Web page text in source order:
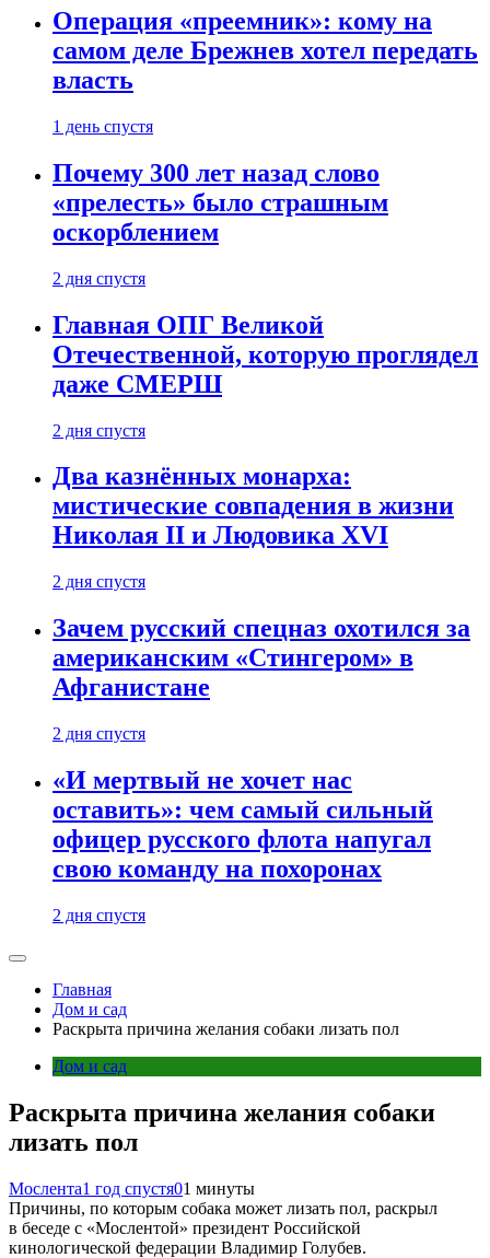
Операция «преемник»: кому на
самом деле Брежнев хотел передать
власть
1 день спустя
Почему 300 лет назад слово
«прелесть» было страшным
оскорблением
2 дня спустя
Главная ОПГ Великой
Отечественной, которую проглядел
даже СМЕРШ
2 дня спустя
Два казнённых монарха:
мистические совпадения в жизни
Николая II и Людовика XVI
2 дня спустя
Зачем русский спецназ охотился за
американским «Стингером» в
Афганистане
2 дня спустя
«И мертвый не хочет нас
оставить»: чем самый сильный
офицер русского флота напугал
свою команду на похоронах
2 дня спустя
Главная
Дом и сад
Раскрыта причина желания собаки лизать пол
Дом и сад
Раскрыта причина желания собаки
лизать пол
Мослента1 год спустя01 минуты
Причины, по которым собака может лизать пол, раскрыл
в беседе с «Мослентой» президент Российской
кинологической федерации Владимир Голубев.